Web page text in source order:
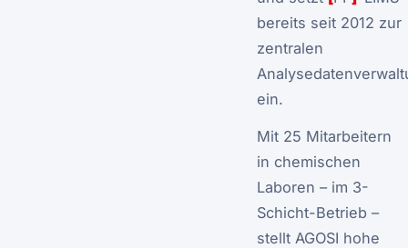
bereits seit 2012 zur
zentralen
ein.
Mit 25 Mitarbeitern
in chemischen
Laboren – im 3-
Schicht-Betrieb –
stellt AGOSI hohe